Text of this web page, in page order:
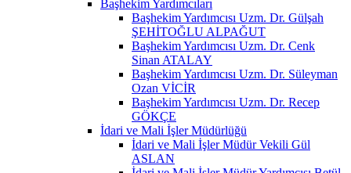
Başhekim Yardımcıları
Başhekim Yardımcısı Uzm. Dr. Gülşah
ŞEHİTOĞLU ALPAĞUT
Başhekim Yardımcısı Uzm. Dr. Cenk
Sinan ATALAY
Başhekim Yardımcısı Uzm. Dr. Süleyman
Ozan VİCİR
Başhekim Yardımcısı Uzm. Dr. Recep
GÖKÇE
İdari ve Mali İşler Müdürlüğü
İdari ve Mali İşler Müdür Vekili Gül
ASLAN